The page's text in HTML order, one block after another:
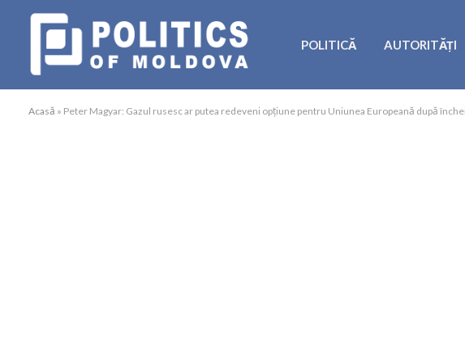
POLITICĂ AUTORITĂȚI
Acasă » Peter Magyar: Gazul rusesc ar putea redeveni opțiune pentru Uniunea Europeană după